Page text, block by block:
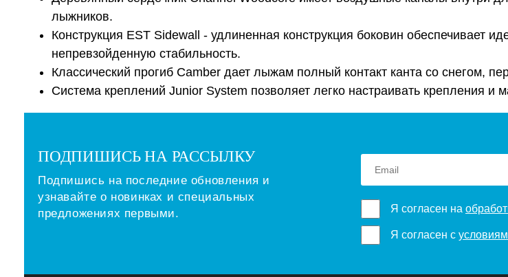
лыжников.
Конструкция EST Sidewall - удлиненная конструкция боковин обеспечивает
непревзойденную стабильность.
Классический прогиб Сamber дает лыжам полный контакт канта со снегом,
Система креплений Junior System позволяет легко настраивать крепления и
ПОДПИШИСЬ НА РАССЫЛКУ
Подпишись на последние обновления и
узнавайте о новинках и специальных
предложениях первыми.
Я согласен на
Я согласен с